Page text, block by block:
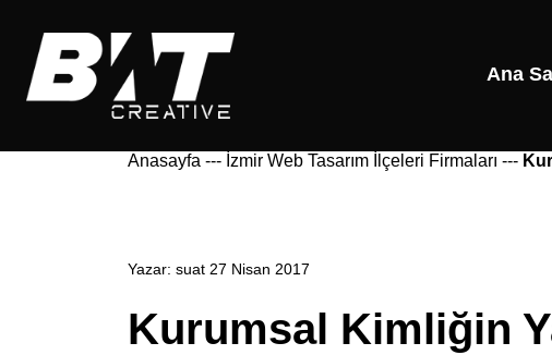
Ana
Anasayfa --- İzmir Web Tasarım İlçeleri Firmaları ---
Yazar: suat 27 Nisan 2017
Kurumsal Kimliğin